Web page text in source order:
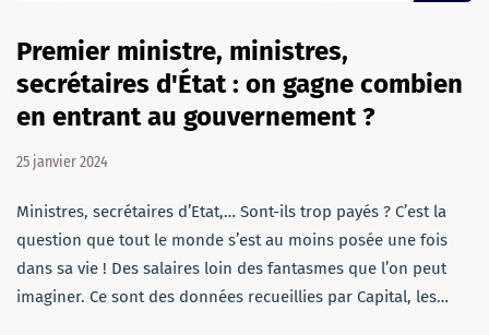
Premier ministre, ministres,
secrétaires d'État : on gagne combien
en entrant au gouvernement ?
25 janvier 2024
Ministres, secrétaires d’Etat,… Sont-ils trop payés ? C’est la
question que tout le monde s’est au moins posée une fois
dans sa vie ! Des salaires loin des fantasmes que l’on peut
imaginer. Ce sont des données recueillies par Capital, les…